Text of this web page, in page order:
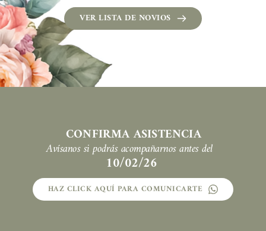
VER LISTA DE NOVIOS
CONFIRMA ASISTENCIA
Avísanos si podrás acompañarnos antes del
10/02/26
HAZ CLICK AQUÍ PARA COMUNICARTE